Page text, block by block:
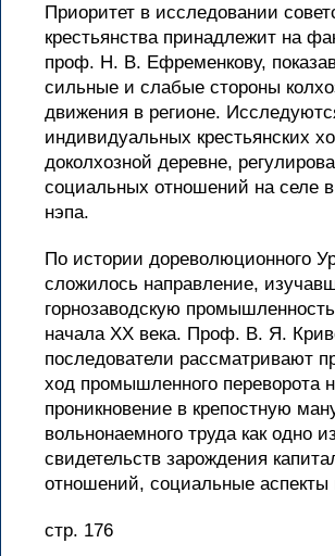
Приоритет в исследовании
крестьянства принадлежит на
проф. Н. В. Ефременкову,
сильные и слабые стороны
движения в регионе.
индивидуальных крестьянских
доколхозной деревне,
социальных отношений на селе
нэпа.
По истории дореволюционного
сложилось направление,
горнозаводскую
начала XX века. Проф. В. Я.
последователи рассматривают
ход промышленного переворота
проникновение в крепостную
вольнонаемного труда как одно
свидетельств зарождения
отношений, социальные аспекты
стр. 176